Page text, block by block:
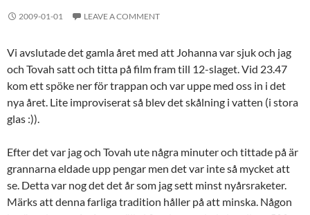
2009-01-01 LEAVE A COMMENT
Vi avslutade det gamla året med att Johanna var sjuk och jag
och Tovah satt och titta på film fram till 12-slaget. Vid 23.47
kom ett spöke ner för trappan och var uppe med oss in i det
nya året. Lite improviserat så blev det skålning i vatten (i stora
glas :)).
Efter det var jag och Tovah ute några minuter och tittade på är
grannarna eldade upp pengar men det var inte så mycket att
se. Detta var nog det det år som jag sett minst nyårsraketer.
Märks att denna farliga tradition håller på att minska. Någon